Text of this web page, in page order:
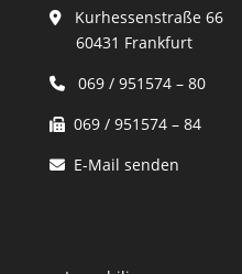
Kurhessenstraße 66
60431 Frankfurt
069 / 951574 – 80
069 / 951574 – 84
E-Mail senden